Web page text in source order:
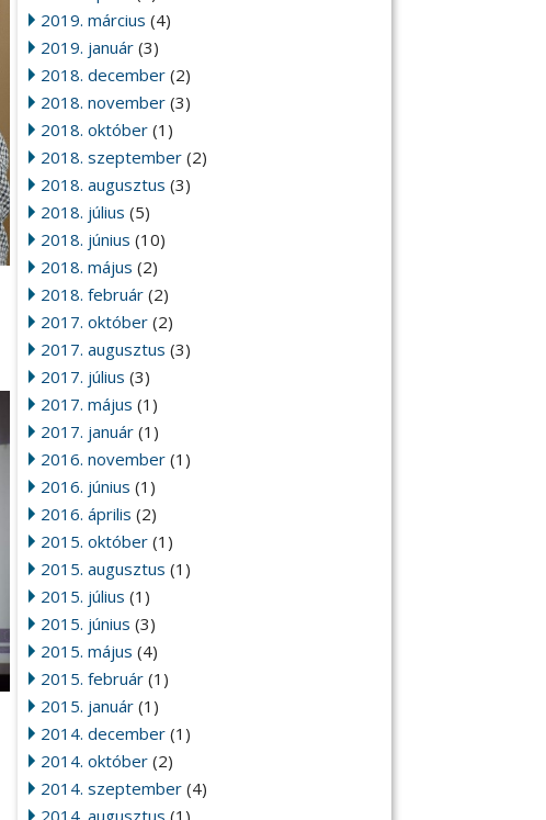
2019. március (4)
2019. január(3)
2018. december(2)
2018. november(3)
2018. október(1)
2018. szeptember(2)
2018. augusztus (3)
2018. július (5)
2018. június (10)
2018. május (2)
2018. február(2)
2017. október(2)
2017. augusztus (3)
2017. július (3)
2017. május (1)
2017. január(1)
2016. november(1)
2016. június (1)
2016. április (2)
2015. október(1)
2015. augusztus (1)
2015. július (1)
2015. június (3)
2015. május (4)
2015. február(1)
2015. január(1)
2014. december(1)
2014. október(2)
2014. szeptember(4)
2014. augusztus (1)